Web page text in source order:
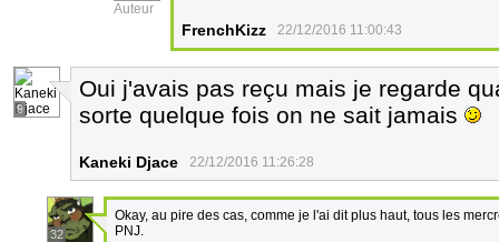
Auteur
FrenchKizz 22/12/2016 11:00:43
9
Oui j'avais pas reçu mais je regarde
sorte quelque fois on ne sait jamais
Kaneki Djace 22/12/2016 11:26:28
32
Okay, au pire des cas, comme je l'ai dit plus haut, tous les
PNJ.